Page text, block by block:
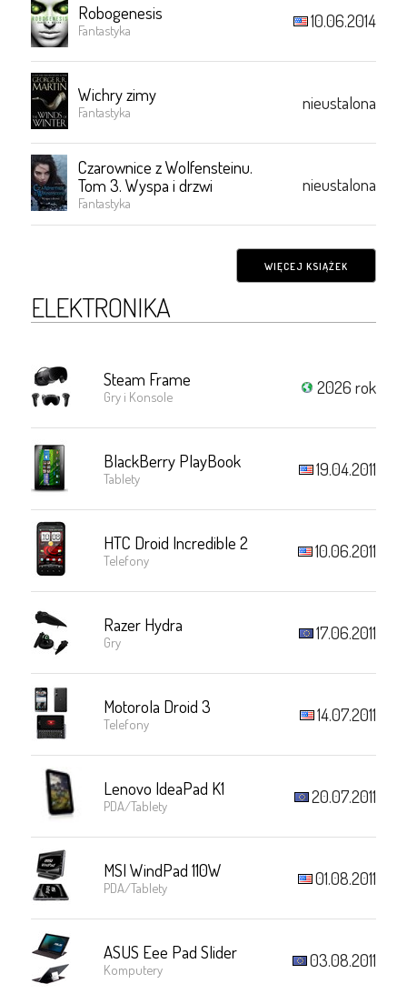
Robogenesis
Fantastyka 10.06.2014
Wichry zimy
Fantastyka nieustalona
Czarownice z Wolfensteinu.
Tom 3. Wyspa i drzwi
Fantastyka
nieustalona
WIĘCEJ KSIĄŻEK
ELEKTRONIKA
Steam Frame
Gry i Konsole 2026 rok
BlackBerry PlayBook
Tablety 19.04.2011
HTC Droid Incredible 2
Telefony 10.06.2011
Razer Hydra
Gry 17.06.2011
Motorola Droid 3
Telefony 14.07.2011
Lenovo IdeaPad K1
PDA/Tablety 20.07.2011
MSI WindPad 110W
PDA/Tablety 01.08.2011
ASUS Eee Pad Slider
Komputery 03.08.2011